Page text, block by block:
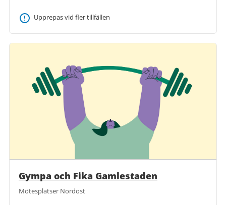
Upprepas vid fler tillfällen
Gympa och Fika Gamlestaden
Mötesplatser Nordost